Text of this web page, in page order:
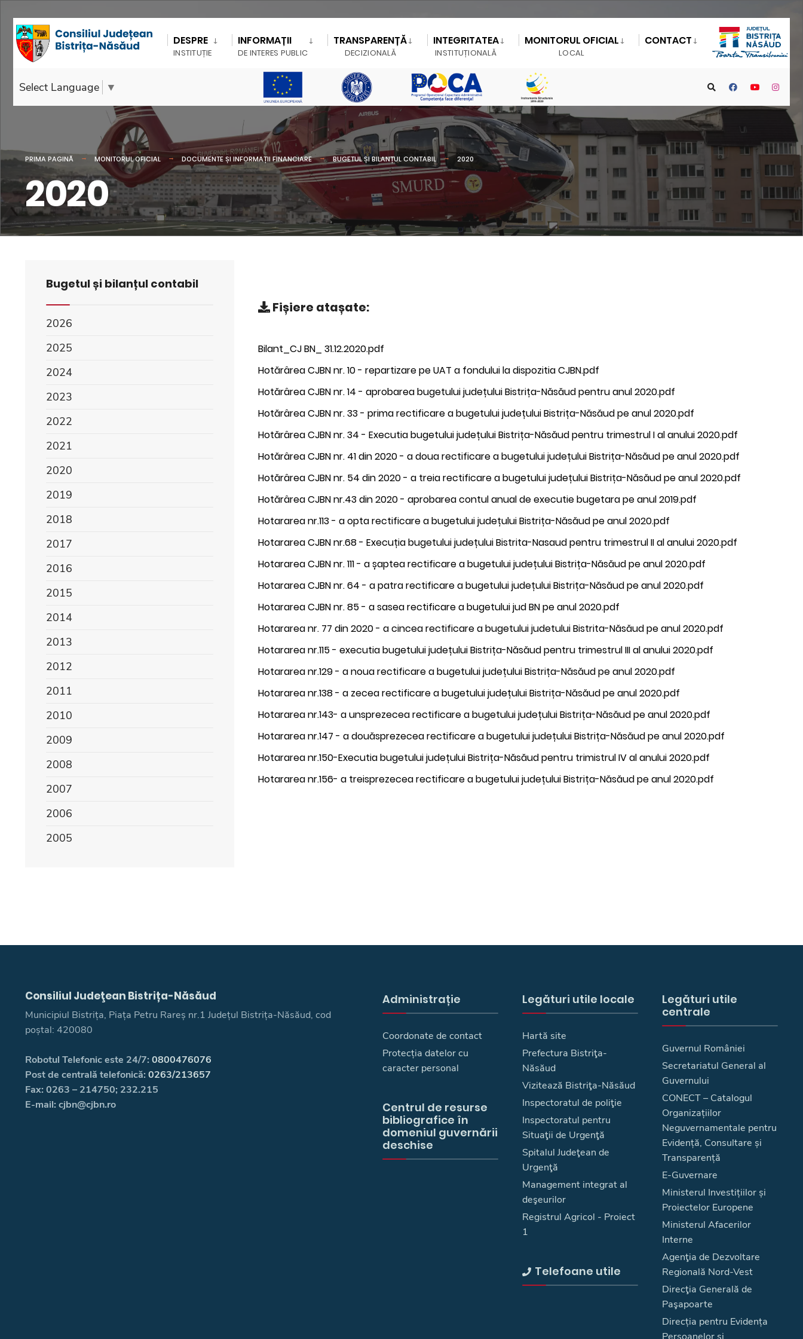
DESPRE
INSTITUȚIE
INFORMAȚII
DE INTERES PUBLIC
TRANSPARENȚĂ
DECIZIONALĂ
INTEGRITATEA
INSTITUȚIONALĂ
MONITORUL OFICIAL
LOCAL
CONTACT
Select Language ▼
PRIMA PAGINĂ MONITORUL OFICIAL DOCUMENTE ȘI INFORMAȚII FINANCIARE BUGETUL ȘI BILANȚUL CONTABIL 2020
2020
Fișiere atașate:
Bilant_CJ BN_ 31.12.2020.pdf
Hotărârea CJBN nr. 10 - repartizare pe UAT a fondului la dispozitia CJBN.pdf
Hotărârea CJBN nr. 14 - aprobarea bugetului județului Bistrița-Năsăud pentru anul 2020.pdf
Hotărârea CJBN nr. 33 - prima rectificare a bugetului județului Bistrița-Năsăud pe anul 2020.pdf
Hotărârea CJBN nr. 34 - Executia bugetului județului Bistrița-Năsăud pentru trimestrul I al anului 2020.pdf
Hotărârea CJBN nr. 41 din 2020 - a doua rectificare a bugetului județului Bistrița-Năsăud pe anul 2020.pdf
Hotărârea CJBN nr. 54 din 2020 - a treia rectificare a bugetului județului Bistrița-Năsăud pe anul 2020.pdf
Hotărârea CJBN nr.43 din 2020 - aprobarea contul anual de executie bugetara pe anul 2019.pdf
Hotararea nr.113 - a opta rectificare a bugetului județului Bistrița-Năsăud pe anul 2020.pdf
Hotararea CJBN nr.68 - Execuția bugetului județului Bistrita-Nasaud pentru trimestrul II al anului 2020.pdf
Hotararea CJBN nr. 111 - a șaptea rectificare a bugetului județului Bistrița-Năsăud pe anul 2020.pdf
Hotararea CJBN nr. 64 - a patra rectificare a bugetului județului Bistrița-Năsăud pe anul 2020.pdf
Hotararea CJBN nr. 85 - a sasea rectificare a bugetului jud BN pe anul 2020.pdf
Hotararea nr. 77 din 2020 - a cincea rectificare a bugetului judetului Bistrita-Năsăud pe anul 2020.pdf
Hotararea nr.115 - executia bugetului județului Bistrița-Năsăud pentru trimestrul III al anului 2020.pdf
Hotararea nr.129 - a noua rectificare a bugetului județului Bistrița-Năsăud pe anul 2020.pdf
Hotararea nr.138 - a zecea rectificare a bugetului județului Bistrița-Năsăud pe anul 2020.pdf
Hotararea nr.143- a unsprezecea rectificare a bugetului județului Bistrița-Năsăud pe anul 2020.pdf
Hotararea nr.147 - a douăsprezecea rectificare a bugetului județului Bistrița-Năsăud pe anul 2020.pdf
Hotararea nr.150-Executia bugetului județului Bistrița-Năsăud pentru trimistrul IV al anului 2020.pdf
Hotararea nr.156- a treisprezecea rectificare a bugetului județului Bistrița-Năsăud pe anul 2020.pdf
Bugetul și bilanțul contabil
2026
2025
2024
2023
2022
2021
2020
2019
2018
2017
2016
2015
2014
2013
2012
2011
2010
2009
2008
2007
2006
2005
Consiliul Judeţean Bistrița-Năsăud
Municipiul Bistrița, Piața Petru Rareș nr.1 Județul Bistrița-Năsăud, cod
poștal: 420080
Robotul Telefonic este 24/7: 0800476076
Post de centrală telefonică: 0263/213657
Fax: 0263 – 214750; 232.215
E-mail: cjbn@cjbn.ro
Administrație
Coordonate de contact
Protecția datelor cu
caracter personal
Centrul de resurse
bibliografice în
domeniul guvernării
deschise
Legături utile locale
Hartă site
Prefectura Bistriţa-
Năsăud
Vizitează Bistriţa-Năsăud
Inspectoratul de poliţie
Inspectoratul pentru
Situaţii de Urgenţă
Spitalul Judeţean de
Urgenţă
Management integrat al
deşeurilor
Registrul Agricol - Proiect
1
Telefoane utile
Legături utile
centrale
Guvernul României
Secretariatul General al
Guvernului
CONECT – Catalogul
Organizațiilor
Neguvernamentale pentru
Evidență, Consultare și
Transparență
E-Guvernare
Ministerul Investițiilor și
Proiectelor Europene
Ministerul Afacerilor
Interne
Agenţia de Dezvoltare
Regională Nord-Vest
Direcţia Generală de
Paşapoarte
Direcția pentru Evidența